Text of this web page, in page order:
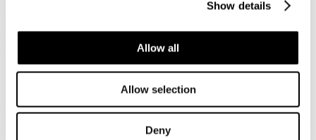
Show details
Allow all
Allow selection
Deny
Il 9 giugno Astoi Confindustria Viaggi organizza con il Master in
titolo: "Fondo di Garanzia e nuove normative: soluzioni e
opportunità per tour operator e agenzie di viaggi, nel mercato che
dell’Università Bocconi di Milano, vuole essere un momento di
confronto per fare il punto sulle principali tematiche riguardanti
la normativa nazionale ed europea in materia di pacchetti turistici e,
in particolare, sull'adempimento dell'obbligo di protezione